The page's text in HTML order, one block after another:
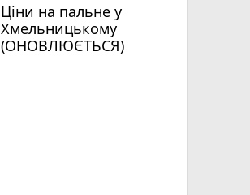
Ціни на пальне у
Хмельницькому
(ОНОВЛЮЄТЬСЯ)